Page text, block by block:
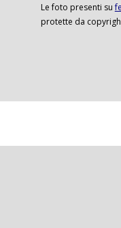
Le foto presenti su
protette da